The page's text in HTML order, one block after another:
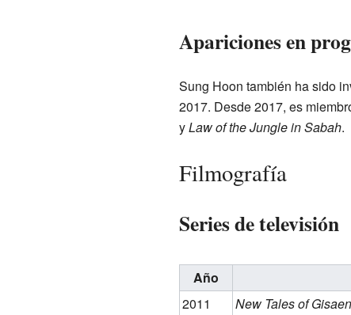
Apariciones en
Sung Hoon también ha sido
2017. Desde 2017, es
yLaw of the Jungle in Sabah.
Filmografía
Series de televisión
Año
2011
New Tales of